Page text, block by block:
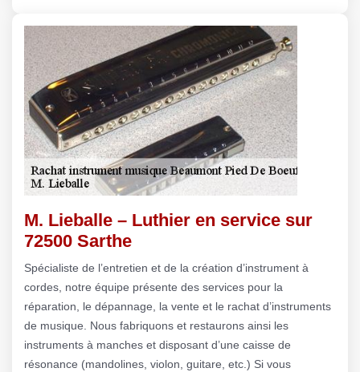
M. Lieballe – Luthier en service sur
72500 Sarthe
Spécialiste de l’entretien et de la création d’instrument à
cordes, notre équipe présente des services pour la
réparation, le dépannage, la vente et le rachat d’instruments
de musique. Nous fabriquons et restaurons ainsi les
instruments à manches et disposant d’une caisse de
résonance (mandolines, violon, guitare, etc.) Si vous